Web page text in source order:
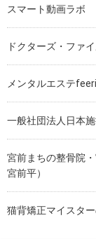
スマート動画ラボ
ドクターズ・ファ
メンタルエステ
一般社団法人日本
宮前まちの整骨院
宮前平）
猫背矯正マイスタ